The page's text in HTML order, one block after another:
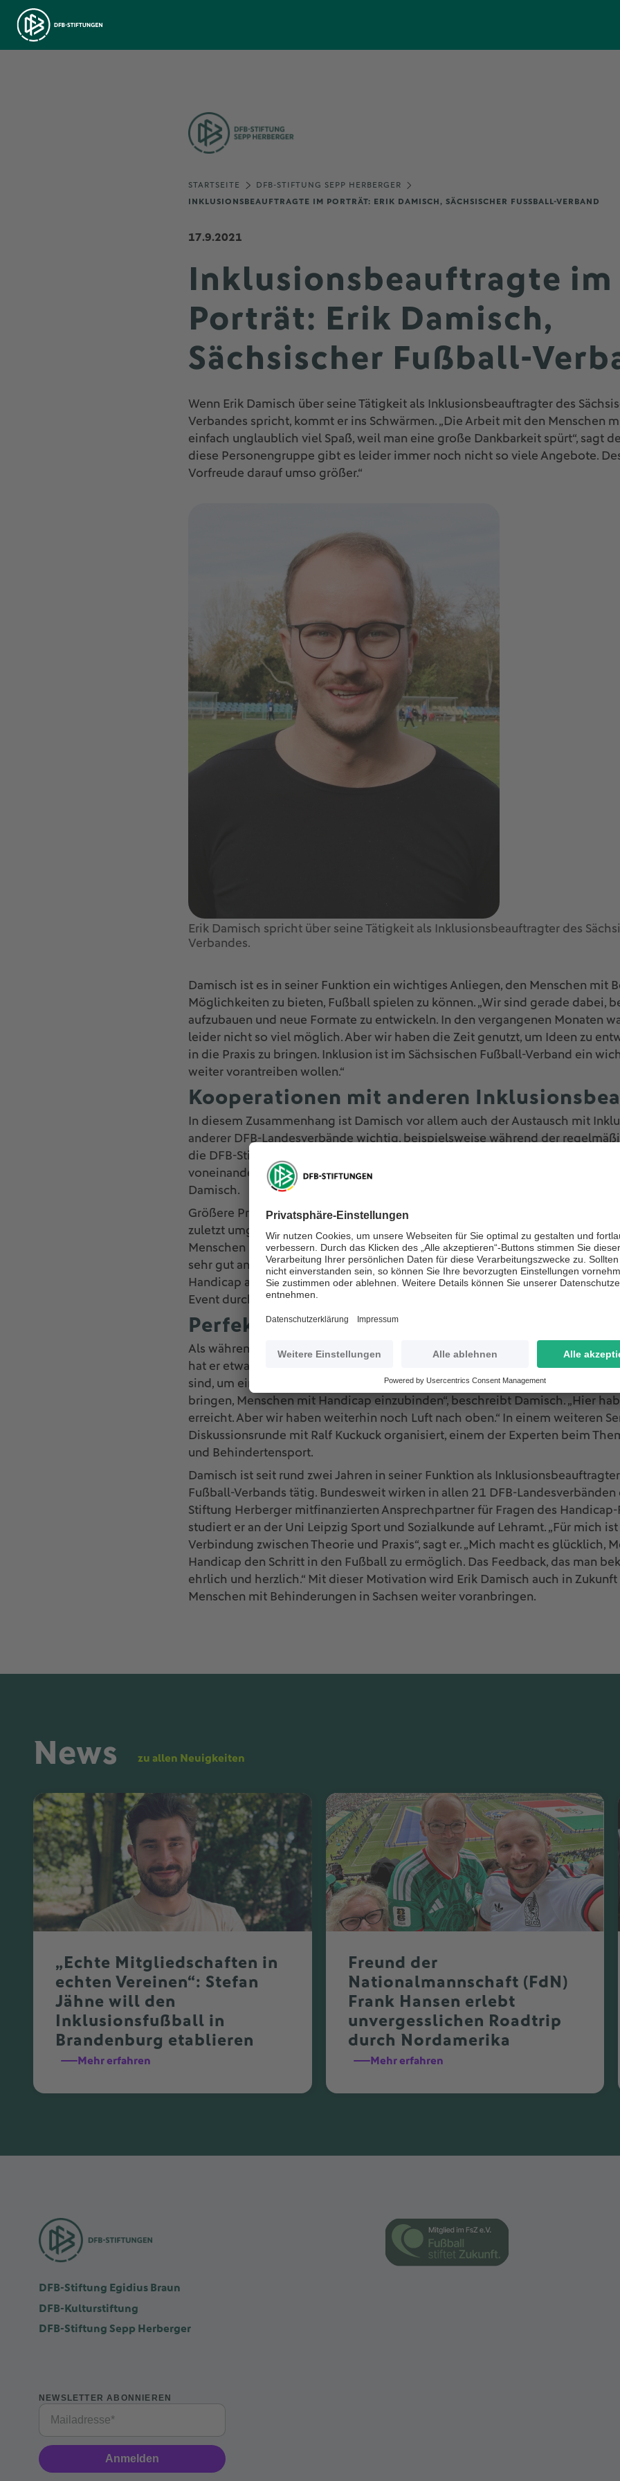
STARTSEITE
DFB-STIFTUNG SEPP HERBERGER
INKLUSIONSBEAUFTRAGTE IM PORTRÄT: ERIK DAMISCH, SÄCHSISCHER FUSSBALL-VERBAND
17.9.2021
Inklusionsbeauftragte im
Porträt: Erik Damisch,
Sächsischer Fußball-
Wenn Erik Damisch über seine Tätigkeit als Inklusionsbeauftragter des
Verbandes spricht, kommt er ins Schwärmen. „Die Arbeit mit den Menschen
einfach unglaublich viel Spaß, weil man eine große Dankbarkeit spürt“, sagt
diese Personengruppe gibt es leider immer noch nicht so viele Angebote.
Vorfreude darauf umso größer.“
Erik Damisch spricht über seine Tätigkeit als Inklusionsbeauftragter des
Verbandes.
Damisch ist es in seiner Funktion ein wichtiges Anliegen, den Menschen mit
Möglichkeiten zu bieten, Fußball spielen zu können. „Wir sind gerade dabei,
aufzubauen und neue Formate zu entwickeln. In den vergangenen Monaten
leider nicht so viel möglich. Aber wir haben die Zeit genutzt, um Ideen zu
in die Praxis zu bringen. Inklusion ist im Sächsischen Fußball-Verband ein
weiter vorantreiben wollen.“
Kooperationen mit anderen
In diesem Zusammenhang ist Damisch vor allem auch der Austausch mit
anderer DFB-Landesverbände wichtig, beispielsweise während der
die DFB-Stiftung Sepp Herberger organisiert werden. „Natürlich können wir
voneinander lernen. Kooperationen sind immer sinnvoll, weil beide Seiten
Damisch.
Größere Projekte, die er mit seinen Kolleginnen und Kollegen im Sächsischen
zuletzt umgesetzt hat, waren beispielsweise die Landesmeisterschaften der
Menschen mit Behinderung und ein inklusives Sportfest in Leipzig. Beide
sehr gut angenommen. Aktuell laufen die Planungen für ein Hallenturnier für
Handicap auf Hochtouren: „Wir hoffen sehr, dass die Corona-Bestimmungen
Event durchzuführen“, so Damisch.
Perfekte Verbindung zwischen Theorie
Als während der Lockdowns gar nichts ging, hat Damisch digitale
hat er etwa ein Webinar veranstaltet, in dem Experten erläuterten, welche
sind, um eine inklusive Fußballmannschaft zu gründen. „Wir müssen noch
bringen, Menschen mit Handicap einzubinden“, beschreibt Damisch. „Hier
erreicht. Aber wir haben weiterhin noch Luft nach oben.“ In einem weiteren
Diskussionsrunde mit Ralf Kuckuck organisiert, einem der Experten beim
und Behindertensport.
Damisch ist seit rund zwei Jahren in seiner Funktion als
Fußball-Verbands tätig. Bundesweit wirken in allen 21 DFB-Landesverbänden
Stiftung Herberger mitfinanzierten Ansprechpartner für Fragen des
studiert er an der Uni Leipzig Sport und Sozialkunde auf Lehramt. „Für mich
Verbindung zwischen Theorie und Praxis“, sagt er. „Mich macht es glücklich,
Handicap den Schritt in den Fußball zu ermöglich. Das Feedback, das man
ehrlich und herzlich.“ Mit dieser Motivation wird Erik Damisch auch in
Menschen mit Behinderungen in Sachsen weiter voranbringen.
News zu allen Neuigkeiten
„Echte Mitgliedschaften in
echten Vereinen“: Stefan
Jähne will den
Inklusionsfußball in
Brandenburg etablieren
Mehr erfahren
Freund der
Nationalmannschaft (FdN)
Frank Hansen erlebt
unvergesslichen Roadtrip
durch Nordamerika
Mehr erfahren
DFB-Stiftung Egidius Braun
DFB-Kulturstiftung
DFB-Stiftung Sepp Herberger
NEWSLETTER ABONNIEREN
Anmelden